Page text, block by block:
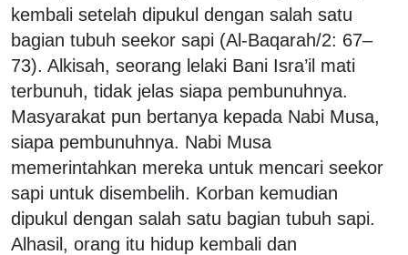
kembali setelah dipukul dengan salah satu
bagian tubuh seekor sapi (Al-Baqarah/2: 67–
73). Alkisah, seorang lelaki Bani Isra’il mati
terbunuh, tidak jelas siapa pembunuhnya.
Masyarakat pun bertanya kepada Nabi Musa,
siapa pembunuhnya. Nabi Musa
memerintahkan mereka untuk mencari seekor
sapi untuk disembelih. Korban kemudian
dipukul dengan salah satu bagian tubuh sapi.
Alhasil, orang itu hidup kembali dan